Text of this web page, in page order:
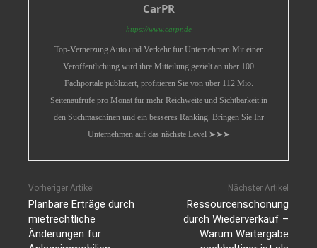
CarPR
https://www.carpr.de
Top-Vernetzung Auto und Verkehr für Unternehmen Mit einer
Veröffentlichung wird ihre Mitteilung gezielt an über 100
Fachportale publiziert, profitieren Sie von über 112 Mio.
Seitenaufrufe pro Monat für mehr Reichweite und Sichtbarkeit in
den Suchmaschinen und ein besseres Ranking. Bringen Sie Ihr
Unternehmen auf das nächste Level ➤➤➤
Vorheriger Artikel
Planbare Erträge durch
mietrechtliche
Änderungen für
Nächster Artikel
Ressourcenschonung
durch Wiederverkauf –
Warum Weitergabe